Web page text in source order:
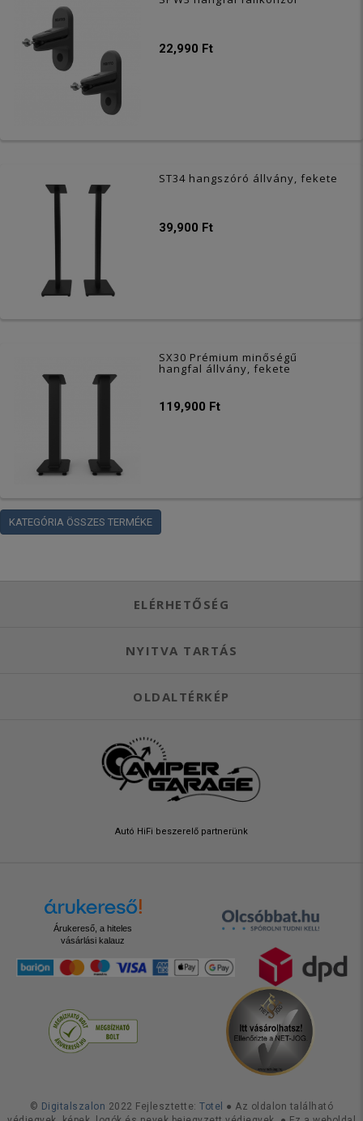
22,990 Ft
ST34 hangszóró állvány, fekete
39,900 Ft
SX30 Prémium minőségű
hangfal állvány, fekete
119,900 Ft
KATEGÓRIA ÖSSZES TERMÉKE
ELÉRHETŐSÉG
NYITVA TARTÁS
OLDALTÉRKÉP
Autó HiFi beszerelő partnerünk
Árukereső, a hiteles
vásárlási kalauz
© Digitalszalon 2022 Fejlesztette:Totel ● Az oldalon található